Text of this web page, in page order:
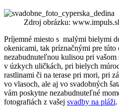
Zdroj obrázku:
Príjemné miesto s malými bielymi
okenicami, tak príznačnými pre túto
nezabudnuteľnou kulisou pri
v úzkych uličkách, pri bielych
rastlinami či na terase pri mori, pri
vo vlasoch, ale aj vo svadobných
vám poskytne nezabudnuteľné
fotografiách z vašej svadby na pláži.